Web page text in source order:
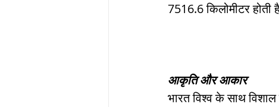
7516.6 किलोमीटर
आकृति और आकार
भारत विश्व के साथ